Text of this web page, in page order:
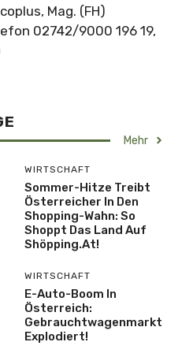
Mag. (FH)
02742/9000 196 19,
Mehr
WIRTSCHAFT
Sommer-Hitze Treibt
Österreicher In Den
Shopping-Wahn: So
Shoppt Das Land Auf
Shöpping.at!
WIRTSCHAFT
E-Auto-Boom In
Österreich:
Gebrauchtwagenmarkt
Explodiert!